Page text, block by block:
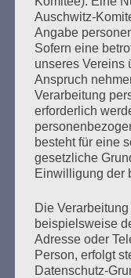
anlässlich
Auschwitz-
Angabe
Sofern eine
unseres Vereins
Anspruch
Verarbeitung
erforderlich
besteht für eine
gesetzliche
Einwilligung der
Die
beispielsweise
Adresse oder
Person, erfolgt
Datenschutz-